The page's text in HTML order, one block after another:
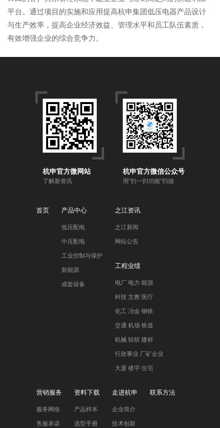
平台。通过项目的实施和应用提高杭申集团低压电器产品设计
与生产效率，提高企业经济效益、管理水平和员工队伍素质，
有效增强企业的综合竞争力。
杭申官方微网站
了解新资讯
杭申官方微信公众号
用“扫一扫功能”扫描
首页 产品中心
低压配电
中压配电
工业控制与保护
新能源
成套设备
之江资讯
之江新闻
网站公告
工程业绩
电厂 电力 能源
科技 文教 医疗
化工 冶金 钢铁
交通 机场 铁道
机械 轻纺 建材
行政事业 厂矿企业
大厦 楼宇 住宅
营销服务
服务网络
售服承诺
资料下载
产品样本
选型手册
走进杭申
企业简介
技术创新
联系方法